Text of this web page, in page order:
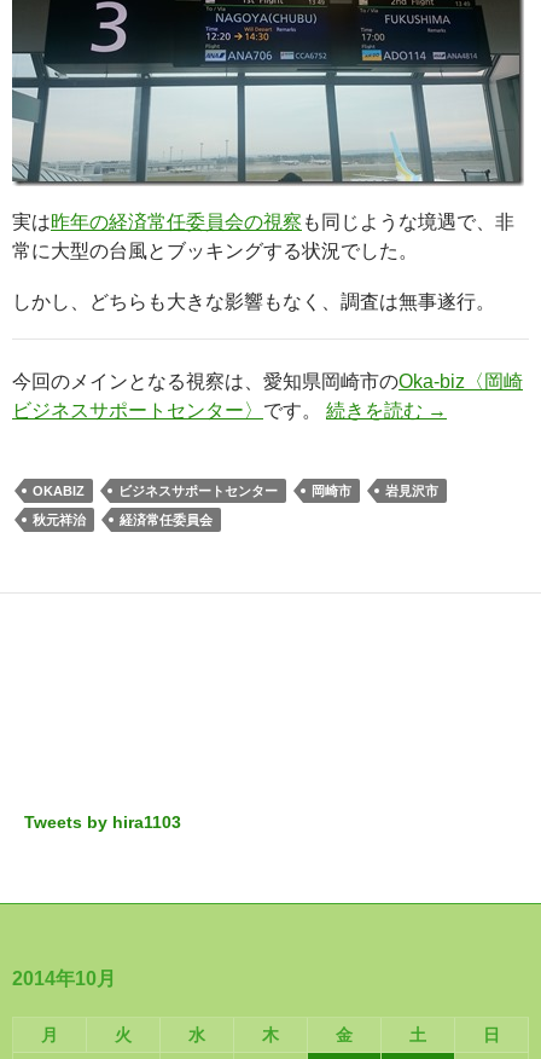
実は昨年の経済常任委員会の視察 も同じような境遇で、非
常に大型の台風とブッキングする状況でした。
しかし、どちらも大きな影響もなく、調査は無事遂行。
今回のメインとなる視察は、愛知県岡崎市のOka-biz〈岡崎
ビジネスサポートセンター〉 です。 続きを読む →
OKABIZ ビジネスサポートセンター 岡崎市
岩見沢市
秋元祥治
経済常任委員会
Tweets by hira1103
2014年10月
月 火 水 木 金 土
日